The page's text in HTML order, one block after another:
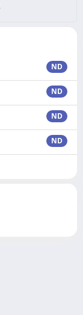
ND
ND
ND
ND